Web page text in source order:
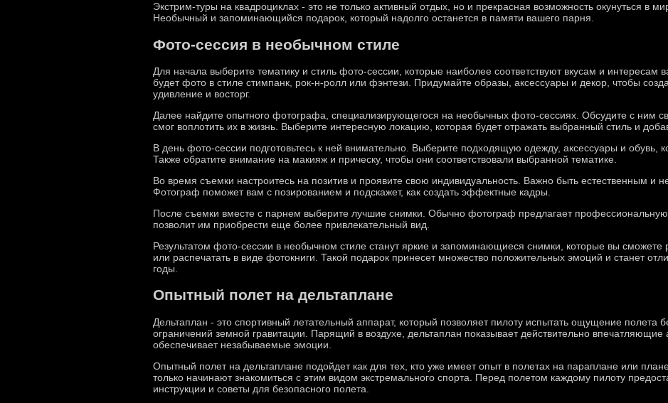
Экстрим-туры на квадроциклах - это не только активный отдых, но и прекрасная возможность окунуться в
Необычный и запоминающийся подарок, который надолго останется в памяти вашего парня.
Фото-сессия в необычном стиле
Для начала выберите тематику и стиль фото-сессии, которые наиболее соответствуют вкусам и интересам
будет фото в стиле стимпанк, рок-н-ролл или фэнтези. Придумайте образы, аксессуары и декор, чтобы
удивление и восторг.
Далее найдите опытного фотографа, специализирующегося на необычных фото-сессиях. Обсудите с ним
смог воплотить их в жизнь. Выберите интересную локацию, которая будет отражать выбранный стиль и
В день фото-сессии подготовьтесь к ней внимательно. Выберите подходящую одежду, аксессуары и обувь,
Также обратите внимание на макияж и прическу, чтобы они соответствовали выбранной тематике.
Во время съемки настроитесь на позитив и проявите свою индивидуальность. Важно быть естественным и
Фотограф поможет вам с позированием и подскажет, как создать эффектные кадры.
После съемки вместе с парнем выберите лучшие снимки. Обычно фотограф предлагает
позволит им приобрести еще более привлекательный вид.
Результатом фото-сессии в необычном стиле станут яркие и запоминающиеся снимки, которые вы сможете
или распечатать в виде фотокниги. Такой подарок принесет множество положительных эмоций и станет
годы.
Опытный полет на дельтаплане
Дельтаплан - это спортивный летательный аппарат, который позволяет пилоту испытать ощущение полета
ограничений земной гравитации. Парящий в воздухе, дельтаплан показывает действительно впечатляющие
обеспечивает незабываемые эмоции.
Опытный полет на дельтаплане подойдет как для тех, кто уже имеет опыт в полетах на параплане или
только начинают знакомиться с этим видом экстремального спорта. Перед полетом каждому пилоту
инструкции и советы для безопасного полета.